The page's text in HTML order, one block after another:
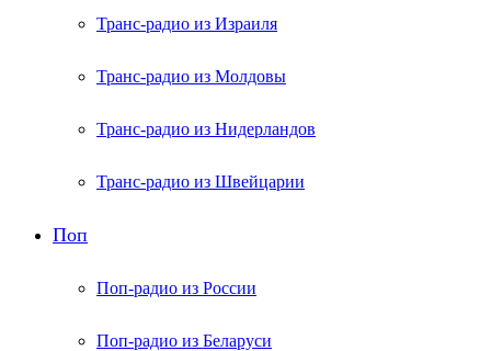
Транс-радио из Израиля
Транс-радио из Молдовы
Транс-радио из Нидерландов
Транс-радио из Швейцарии
Поп
Поп-радио из России
Поп-радио из Беларуси